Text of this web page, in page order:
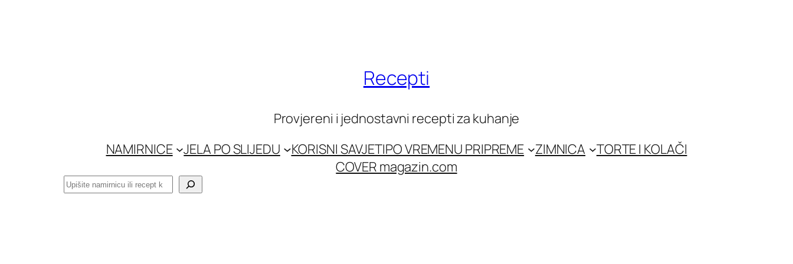
Recepti
Provjereni i jednostavni recepti za kuhanje
NAMIRNICE
JELA PO SLIJEDU KORISNI SAVJETIPO VREMENU PRIPREME ZIMNICA
TORTE I KOLAČI
COVER magazin.com
Pretraga